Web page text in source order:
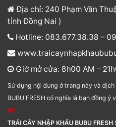
Địa chỉ: 240 Phạm Văn
tỉnh Đồng Nai )
Hotline: 083.677.38.38 –
Giờ mở cửa: 8h00 AM –
Sử dụng nội dung ở trang này và dịch
BUBU FRESH có nghĩa là bạn đồng ý
tôi
TRÁI CÂY NHẬP KHẨU BUBU FRESH